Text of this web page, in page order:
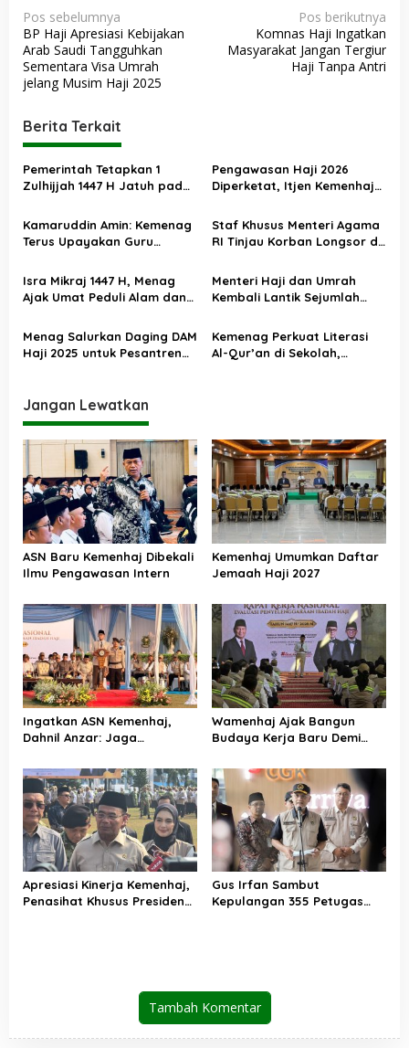
N
a
v
i
g
a
s
i
p
o
s
Pos sebelumnya
BP Haji Apresiasi Kebijakan
Arab Saudi Tangguhkan
Sementara Visa Umrah
jelang Musim Haji 2025
Pos berikutnya
Komnas Haji Ingatkan
Masyarakat Jangan Tergiur
Haji Tanpa Antri
Berita Terkait
Pemerintah Tetapkan 1
Zulhijjah 1447 H Jatuh pada
Pengawasan Haji 2026
Diperketat, Itjen Kemenhaj
Kemenag
Kamaruddin Amin: Kemenag
Terus Upayakan Guru
Diangkat PPPK
Staf Khusus Menteri Agama
RI Tinjau Korban Longsor di
Salurkan Bantuan dan
Traumatic Healing
Isra Mikraj 1447 H, Menag
Ajak Umat Peduli Alam dan
Menteri Haji dan Umrah
Kembali Lantik Sejumlah
Daftarnya
Menag Salurkan Daging DAM
Haji 2025 untuk Pesantren
Kemenag Perkuat Literasi
Al-Qur’an di Sekolah,
Jangan Lewatkan
ASN Baru Kemenhaj Dibekali
Ilmu Pengawasan Intern
Kemenhaj Umumkan Daftar
Jemaah Haji 2027
Ingatkan ASN Kemenhaj,
Dahnil Anzar: Jaga
Menjadikan Jemaah
sebagai Komoditas
Wamenhaj Ajak Bangun
Budaya Kerja Baru Demi
Jemaah
Apresiasi Kinerja Kemenhaj,
Penasihat Khusus Presiden
Gus Irfan Sambut
Kepulangan 355 Petugas
Tambah Komentar